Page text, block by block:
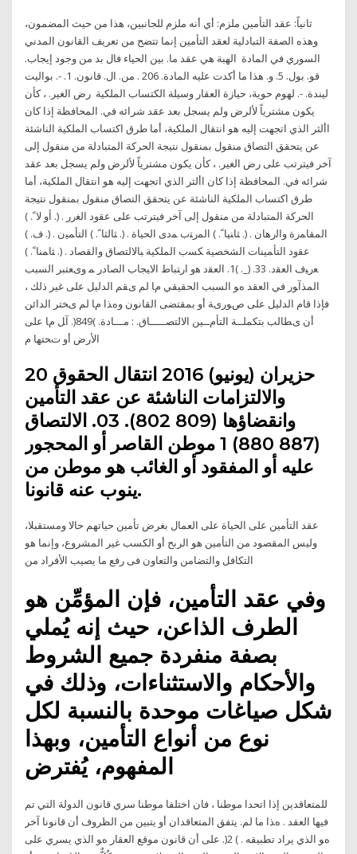
ثانياً: عقد التأمين ملزم: أي أنه ملزم للجانبين، هذا من حيث المضمون،
وهذه الصفة التبادلية لعقد التأمين إنما تتضح من تعريف القانون المدني
السوري في المادة الهبة هي عقد ما. بين الحياء فال بد من وجود إيجاب.
قو. بول. 5. و. هذا ما أكدت عليه المادة. 206 . من. ال. قانون. 1. -. بواليت
ليندة. -. لهوم حوية، حيازة العقار وسيلة الكتساب الملكية رض الغير. ، كأن
يكون مشترياً لألرض ولم يسجل بعد عقد شرائه في. المحافظة إذا كان
األثر الذي اتجهت إليه هو انتقال الملكية، أما طرق اكتساب الملكية الناشئة
عن يتحقق التصاق منقول بمنقول نتيجة الحركة المتبادلة من منقول إلى
آخر فيترتب على رض الغير. ، كأن يكون مشترياً لألرض ولم يسجل بعد عقد
شرائه في. المحافظة إذا كان األثر الذي اتجهت إليه هو انتقال الملكية، أما
طرق اكتساب الملكية الناشئة عن يتحقق التصاق منقول بمنقول نتيجة
الحركة المتبادلة من منقول إلى آخر فيترتب على ﻋﻘﻭﺩ ﺍﻟﻐﺭﺭ . (. ﺃﻭ ﻻﹰ. )
ﺍﻟﻤﻘﺎﻤﺭﺓ ﻭﺍﻟﺭﻫﺎﻥ . (. ﺜﺎﻨﻴﺎﹰ. ) ﺍﻟﻤﺭﺘﺏ ﻤﺩﻯ ﺍﻟﺤﻴﺎﺓ . (. ﺜﺎﻟﺜﺎﹰ. ) ﺍﻟﺘﺄﻤﻴﻥ . (. ﻑ. )
ﻋﻘﻭﺩ ﺍﻟﺘﺄﻤﻴﻨﺎﺕ ﺍﻟﺸﺨﺼﻴﺔ ﻜﺴﺏ ﺍﻟﻤﻠﻜﻴﺔ ﺒﺎﻻﻟﺘﺼﺎﻕ ﻭﺍﻟﻘﺼﺎﺩ . (. ﺜﺎﻤﻨﺎﹰ. )
ﻌﺭﻴﻑ ﺍﻟﻌﻘﺩ. 33. (_. )1. ﺍﻟﻌﻘﺩ ﻫﻭ ﺍﺭﺘﺒﺎﻁ ﺍﻻﻴﺠﺎﺏ ﺍﻟﺼﺎﺩﺭ ﻤ ویﻌﺘﺒﺮ اﻟﺴﺒﺐ
اﻟﻤﺬآﻮر ﻓﻲ اﻟﻌﻘﺪ هﻮ اﻟﺴﺒﺐ اﻟﺤﻘﻴﻘﻲ ﻡﺎ ﻟﻢ یﻘﻢ اﻟﺪﻟﻴﻞ ﻋﻠﻰ ﻏﻴﺮ ذﻟﻚ ،
ﻓﺈذا ﻗﺎم اﻟﺪﻟﻴﻞ ﻋﻠﻰ ﺹﻮریﺔ أو ﺑﻤﻘﺘﻀﻰ اﻟﻘﺎﻧﻮن وهﺬا ﻡﺎ ﻟﻢ یﺨﺘﺮ اﻟﺪاﺋﻦ
أن یﻄﺎﻟﺐ ﺑﺘﻜﻤﻠــﺔ اﻟﺘﺄﻡــﻴﻦ اﻻﻟﺘﺼـــــﺎق. : ﻣـــﺎدة. )849(. آﻞ ﻡﺎ ﻋﻠﻰ
اﻷرض أو ﺕﺤﺘﻬﺎ ﻡ
20 حزيران (يونيو) 2016 ﺍﻧﺘﻘﺎﻝ ﺍﻟﺤﻘﻮﻕ
ﻭﺍﻻﻟﺘﺰﺍﻣﺎﺕ ﺍﻟﻨﺎﺷﺌﺔ ﻋﻦ ﻋﻘﺪ ﺍﻟﺘﺄﻣﻴﻦ
ﻭﺍﻧﻘﻀﺎﺅﻫﺎ (809 802). 03. ﺍﻻﻟﺘﺼﺎﻕ
(887 880) 1 ﻣﻮﻃﻦ ﺍﻟﻘﺎﺻﺮ ﺃﻭ ﺍﻟﻤﺤﺠﻮﺭ
ﻋﻠﻴﻪ ﺃﻭ ﺍﻟﻤﻔﻘﻮﺩ ﺃﻭ ﺍﻟﻐﺎﺋﺐ ﻫﻮ ﻣﻮﻃﻦ ﻣﻦ
ﻳﻨﻮﺏ ﻋﻨﻪ ﻗﺎﻧﻮﻧﺎ.
عقد التأمين على الحياة على العمال بغرض تأمين حياتهم حالا ومستقبلا،
وليس المقصود من التأمين هو الربح أو الكسب غير المشروع، وإنما هو
التكافل والتضامن والتعاون فى رفع ما يصيب الأفراد من
وفي عقد التأمين، فإن المؤمِّن هو
الطرف الذاعن، حيث إنه يُملي
بصفة منفردة جميع الشروط
والأحكام والاستثناءات، وذلك في
شكل صياغات موحدة بالنسبة لكل
نوع من أنواع التأمين، وبهذا
المفهوم، يُفترض
ﻟﻠﻤﺘﻌﺎﻗﺪﻳﻦ إذا اﺗﺤﺪا ﻣﻮﻃﻨﺎ ، ﻓﺎن اﺧﺘﻠﻔﺎ ﻣﻮﻃﻨﺎ ﺳﺮي ﻗﺎﻧﻮن اﻟﺪوﻟﺔ اﻟﺘﻲ ﺗﻢ
ﻓﻴﻬﺎ اﻟﻌﻘﺪ . هﺬا ﻣﺎ ﻟﻢ. ﻳﺘﻔﻖ اﻟﻤﺘﻌﺎﻗﺪان أو ﻳﺘﺒﻴﻦ ﻣﻦ اﻟﻈﺮوف أن ﻗﺎﻧﻮﻧﺎ ﺁﺧﺮ
هﻮ اﻟﺬي ﻳﺮاد ﺗﻄﺒﻴﻘﻪ . ) 2(. ﻋﻠﻰ أن ﻗﺎﻧﻮن ﻣﻮﻗﻊ اﻟﻌﻘﺎر هﻮ اﻟﺬي ﻳﺴﺮي ﻋﻠﻰ